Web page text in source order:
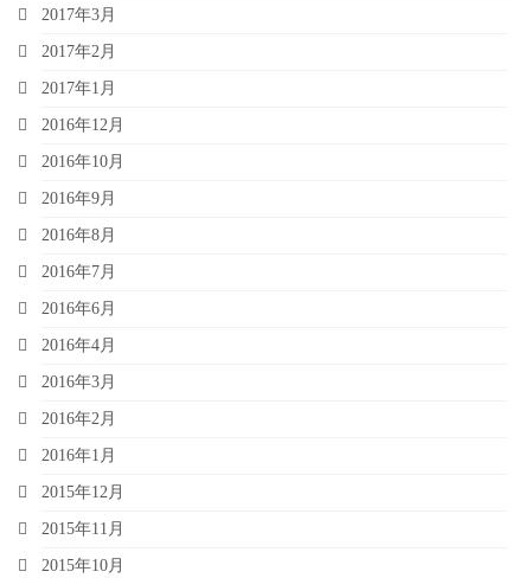
2017年3月
2017年2月
2017年1月
2016年12月
2016年10月
2016年9月
2016年8月
2016年7月
2016年6月
2016年4月
2016年3月
2016年2月
2016年1月
2015年12月
2015年11月
2015年10月